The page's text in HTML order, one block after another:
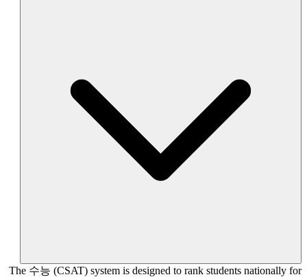
The 수능 (CSAT) system is designed to rank students nationally for